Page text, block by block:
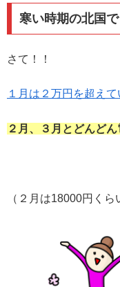
寒い時期の北国
さて！！
１月は２万円を超え
２月、３月とどんど
（２月は18000円く